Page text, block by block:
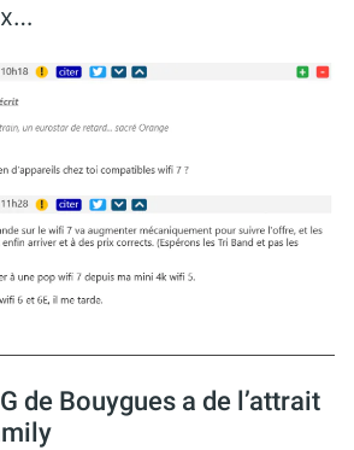
de Bouygues a de l’attrait